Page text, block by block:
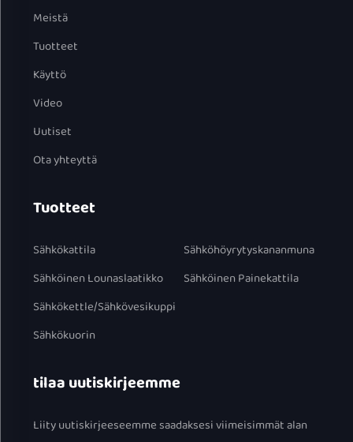
Meistä
Tuotteet
Käyttö
Video
Uutiset
Ota yhteyttä
Tuotteet
Sähkökattila
Sähköinen Lounaslaatikko
Sähkökettle/Sähkövesikuppi
Sähkökuorin
Sähköhöyrytyskananmuna
Sähköinen Painekattila
tilaa uutiskirjeemme
Liity uutiskirjeeseemme saadaksesi viimeisimmät alan